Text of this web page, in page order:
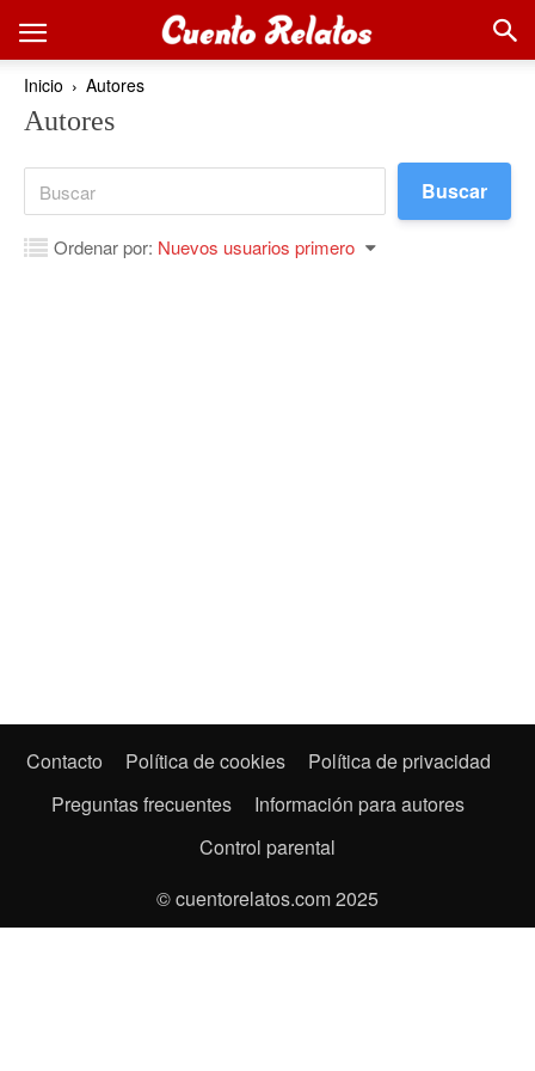
Inicio Autores
Autores
Ordenar por: Nuevos usuarios primero
Contacto Política de cookies
Política de privacidad
Preguntas frecuentes
Información para autores
Control parental
© cuentorelatos.com 2025